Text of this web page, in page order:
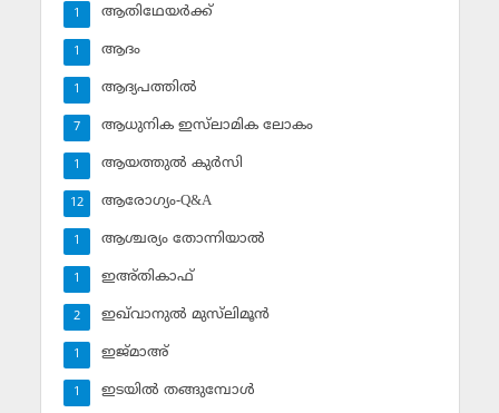
ആതിഥേയര്‍ക്ക്
1
ആദം
1
ആദ്യപത്തില്‍
1
ആധുനിക ഇസ്‌ലാമിക ലോകം
7
ആയത്തുല്‍ കുര്‍സി
1
ആരോഗ്യം-Q&A
12
ആശ്ചര്യം തോന്നിയാല്‍
1
ഇഅ്തികാഫ്‌
1
ഇഖ്‌വാനുല്‍ മുസ്‌ലിമൂന്‍
2
ഇജ്മാഅ്
1
ഇടയില്‍ തങ്ങുമ്പോള്‍
1